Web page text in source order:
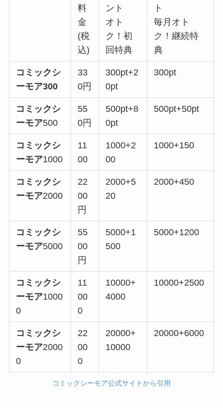
料
金
(税
込)
ント
オト
ク！初
回特典
ト
毎月オト
ク！継続特
典
コミックシ
ーモア300
33
0円
300pt+2
0pt
300pt
コミックシ
ーモア500
55
0円
500pt+8
0pt
500pt+50pt
コミックシ
ーモア1000
11
00
1000+2
00
1000+150
コミックシ
ーモア2000
22
00
円
2000+5
20
2000+450
コミックシ
ーモア5000
55
00
円
5000+1
500
5000+1200
コミックシ
ーモア1000
0
11
00
0
10000+
4000
10000+2500
コミックシ
ーモア2000
0
22
00
0
20000+
10000
20000+6000
コミックシーモア公式サイトから引用